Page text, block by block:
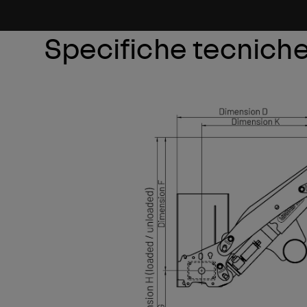
Specifiche